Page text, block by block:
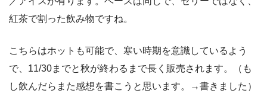
紅茶で割った飲み物ですね。
こちらはホットも可能で、寒い時期を意識しているよう
で、11/30までと秋が終わるまで長く販売されます。（も
し飲んだらまた感想を書こうと思います。→書きました）